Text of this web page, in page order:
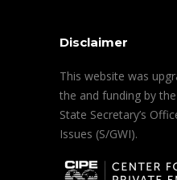
Disclaimer
This website was
the and funding by
State Secretary’s
Issues (S/GWI).